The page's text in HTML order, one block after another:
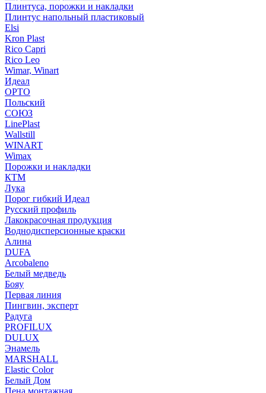
Плинтуса, порожки и накладки
Плинтус напольный пластиковый
Elsi
Kron Plast
Rico Capri
Rico Leo
Wimar, Winart
Идеал
ОРТО
Польский
СОЮЗ
LinePlast
Wallstill
WINART
Wimax
Порожки и накладки
КТМ
Лука
Порог гибкий Идеал
Русский профиль
Лакокрасочная продукция
Воднодисперсионные краски
Алина
DUFA
Arcobaleno
Белый медведь
Бояу
Первая линия
Пингвин, эксперт
Радуга
PROFILUX
DULUX
Энамель
MARSHALL
Elastic Color
Белый Дом
Пена монтажная